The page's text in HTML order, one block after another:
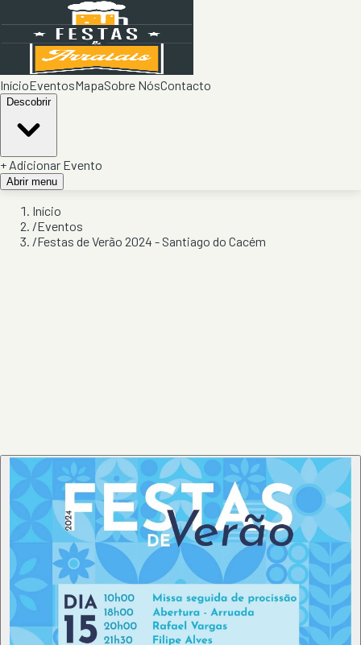
InícioEventosMapaSobre NósContacto
Descobrir
+ Adicionar Evento
Abrir menu
Início
/Eventos
/Festas de Verão 2024 - Santiago do Cacém